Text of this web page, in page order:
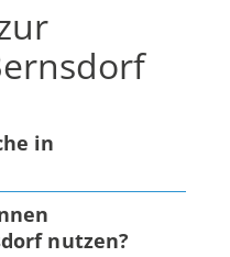
in
nutzen?